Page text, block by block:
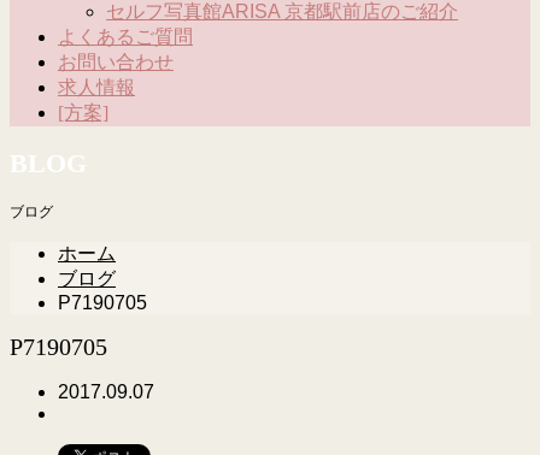
セルフ写真館ARISA 京都駅前店のご紹介
よくあるご質問
お問い合わせ
求人情報
[方案]
BLOG
ブログ
ホーム
ブログ
P7190705
P7190705
2017.09.07